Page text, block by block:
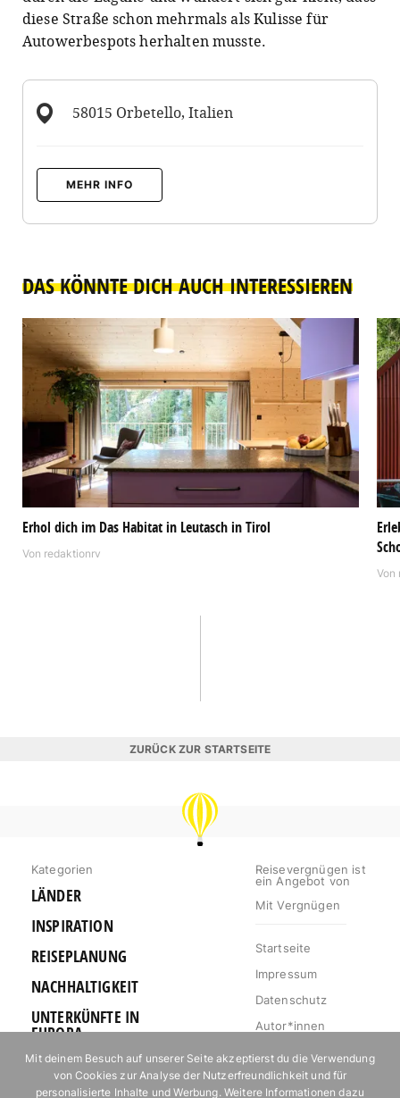
diese Straße schon mehrmals als Kulisse für
Autowerbespots herhalten musste.
58015 Orbetello, Italien
MEHR INFO
DAS KÖNNTE DICH AUCH INTERESSIEREN
Erhol dich im Das Habitat in Leutasch in Tirol
Von redaktionrv
Von
ZURÜCK ZUR STARTSEITE
REISEVERGNÜGEN
Kategorien
LÄNDER
INSPIRATION
REISEPLANUNG
NACHHALTIGKEIT
UNTERKÜNFTE IN
EUROPA
OUTDOOR
Reisevergnügen ist
ein Angebot von
Mit Vergnügen
Startseite
Impressum
Datenschutz
Autor*innen
Mediakit
Jobs
Mit deinem Besuch auf unserer Seite akzeptierst du die Verwendung
von Cookies zur Analyse der Nutzerfreundlichkeit und für
personalisierte Inhalte und Werbung. Weitere Informationen dazu